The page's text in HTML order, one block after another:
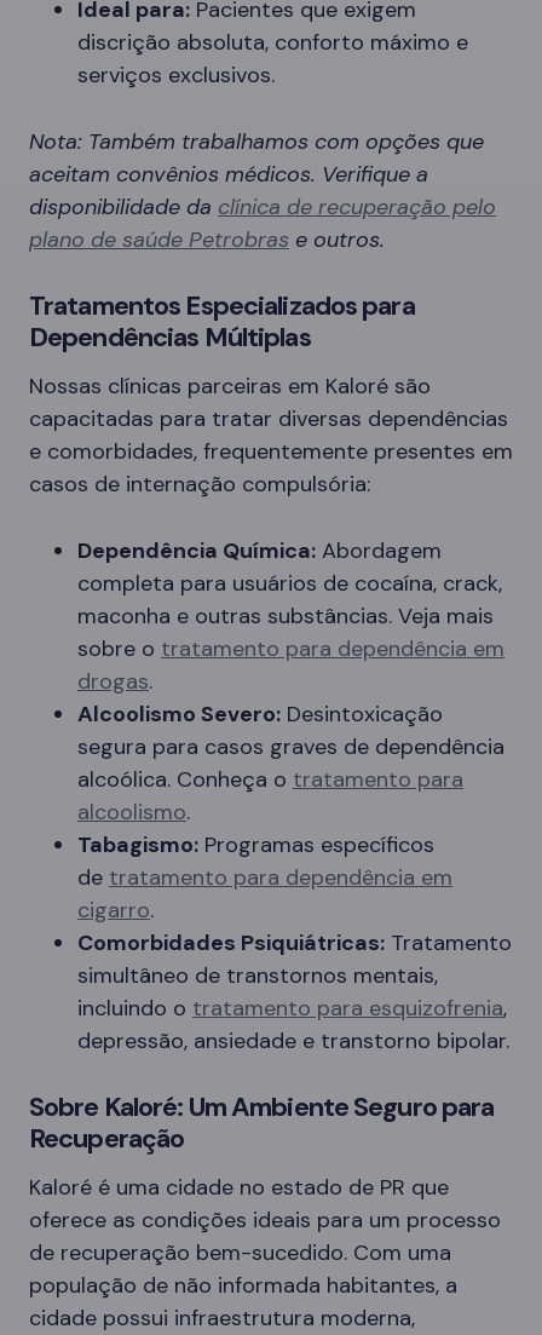
Ideal para: Pacientes que exigem
discrição absoluta, conforto máximo e
serviços exclusivos.
Nota: Também trabalhamos com opções que
aceitam convênios médicos. Verifique a
disponibilidade da clínica de recuperação pelo
plano de saúde Petrobras e outros.
Tratamentos Especializados para
Dependências Múltiplas
Nossas clínicas parceiras em Kaloré são
capacitadas para tratar diversas dependências
e comorbidades, frequentemente presentes em
casos de internação compulsória:
Dependência Química: Abordagem
completa para usuários de cocaína, crack,
maconha e outras substâncias. Veja mais
sobre o tratamento para dependência em
drogas.
Alcoolismo Severo: Desintoxicação
segura para casos graves de dependência
alcoólica. Conheça o tratamento para
alcoolismo.
Tabagismo: Programas específicos
de tratamento para dependência em
cigarro.
Comorbidades Psiquiátricas: Tratamento
simultâneo de transtornos mentais,
incluindo o tratamento para esquizofrenia,
depressão, ansiedade e transtorno bipolar.
Sobre Kaloré: Um Ambiente Seguro para
Recuperação
Kaloré é uma cidade no estado de PR que
oferece as condições ideais para um processo
de recuperação bem-sucedido. Com uma
população de não informada habitantes, a
cidade possui infraestrutura moderna,